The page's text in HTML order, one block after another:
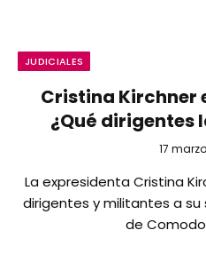
JUDICIALES
Cristina Kirchner
¿Qué dirigentes
17
La expresidenta Cristina
dirigentes y militantes a su
de